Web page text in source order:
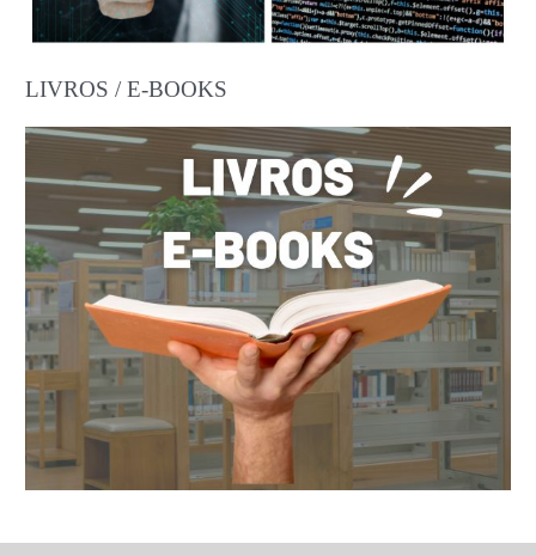
LIVROS / E-BOOKS